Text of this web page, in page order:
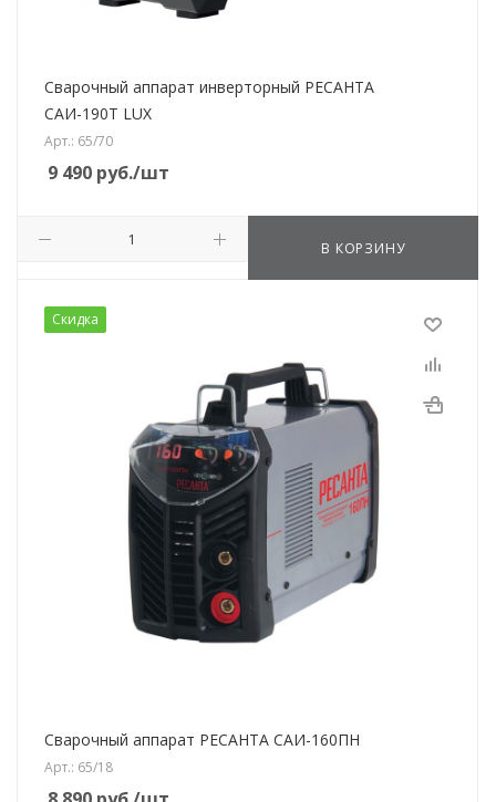
Сварочный аппарат инверторный РЕСАНТА
САИ-190T LUX
Арт.: 65/70
9 490 руб./шт
В КОРЗИНУ
Скидка
Сварочный аппарат РЕСАНТА САИ-160ПН
Арт.: 65/18